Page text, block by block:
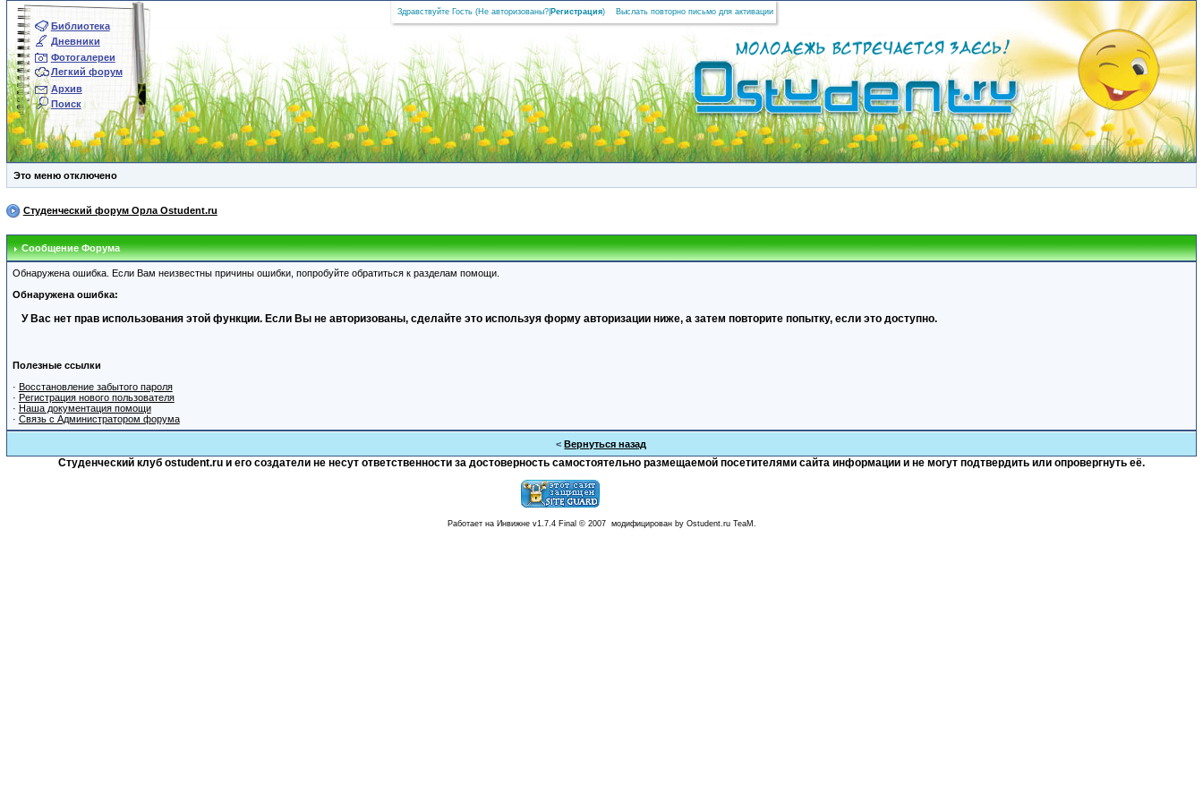
Библиотека
Дневники
Фотогалереи
Легкий форум
Архив
Поиск
Здравствуйте Гость (Не авторизованы? Регистрация) Выслать повторно письмо для активации
Это меню отключено
Студенческий форум Орла Ostudent.ru
Сообщение Форума
Обнаружена ошибка. Если Вам неизвестны причины ошибки, попробуйте обратиться к разделам помощи.
Обнаружена ошибка:
У Вас нет прав использования этой функции. Если Вы не авторизованы, сделайте это используя форму авторизации ниже, а затем повторите попытку, если это доступно.
Полезные ссылки
· Восстановление забытого пароля
· Регистрация нового пользователя
· Наша документация помощи
· Связь с Администратором форума
<Вернуться назад
Студенческий клуб ostudent.ru и его создатели не несут ответственности за достоверность самостоятельно размещаемой посетителями сайта информации и не могут подтвердить или опровергнуть её.
Работает на Инвижне v1.7.4 Final © 2007 модифицирован by Ostudent.ru TeaM.